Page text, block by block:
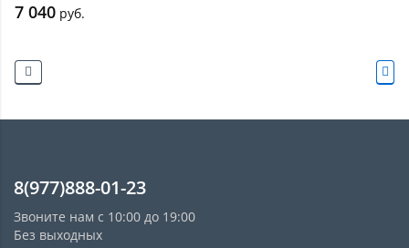
7 040 руб.
8(977)888-01-23
Звоните нам с 10:00 до 19:00
Без выходных